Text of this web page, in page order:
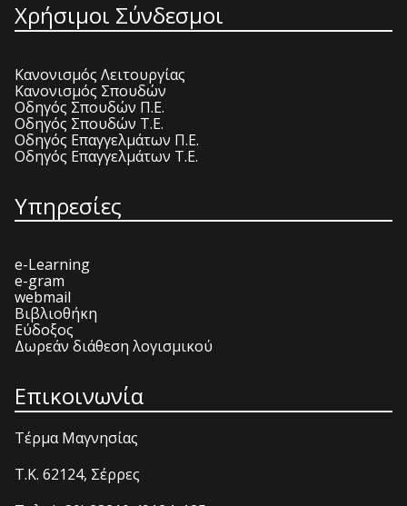
Χρήσιμοι Σύνδεσμοι
Κανονισμός Λειτουργίας
Κανονισμός Σπουδών
Οδηγός Σπουδών Π.Ε.
Οδηγός Σπουδών Τ.Ε.
Οδηγός Επαγγελμάτων Π.Ε.
Οδηγός Επαγγελμάτων Τ.Ε.
Υπηρεσίες
e-Learning
e-gram
webmail
Βιβλιοθήκη
Εύδοξος
Δωρεάν διάθεση λογισμικού
Επικοινωνία
Τέρμα Μαγνησίας
T.K. 62124, Σέρρες